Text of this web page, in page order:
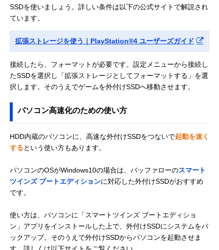
SSDを使いましょう。詳しい条件は以下の公式サイトで解説され
ています。
拡張ストレージを使う｜PlayStation®4 ユーザーズガイド
接続したら、フォーマットが必要です。設定メニューから接続し
たSSDを選択し「拡張ストレージとしてフォーマットする」を選
択します。そのうえでゲームを外付けSSDへ移動させます。
パソコン高速化のための使い方
HDD内蔵のパソコンに、高速な外付けSSDをつないで起動を速く
するという使い方もあります。
パソコンのOSがWindows10の場合は、バッファローのスマート
ツインズ ブートエディションに対応した外付けSSDがおすすめ
です。
使い方は、パソコンに「スマートツインズ ブートエディショ
ン」アプリをインストールした上で、外付けSSDにシステムをバ
ックアップ。そのうえで外付けSSDからパソコンを起動させま
す。詳しくは以下サイトをご覧ください。